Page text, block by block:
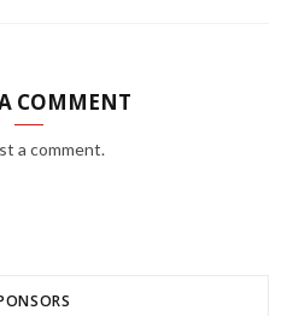
COMMENT
a comment.